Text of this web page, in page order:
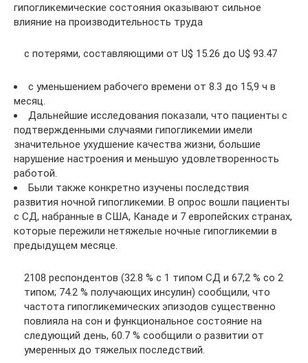
гипогликемические состояния оказывают сильное
влияние на производительность труда
с потерями, составляющими от U$ 15.26 до U$ 93.47
с уменьшением рабочего времени от 8.3 до 15,9 ч в
месяц.
Дальнейшие исследования показали, что пациенты с
подтвержденными случаями гипогликемии имели
значительное ухудшение качества жизни, большие
нарушение настроения и меньшую удовлетворенность
работой.
Были также конкретно изучены последствия
развития ночной гипогликемии. В опрос вошли пациенты
с СД, набранные в США, Канаде и 7 европейских странах,
которые пережили нетяжелые ночные гипогликемии в
предыдущем месяце.
2108 респондентов (32.8 % с 1 типом СД и 67,2 % со 2
типом; 74.2 % получающих инсулин) сообщили, что
частота гипогликемических эпизодов существенно
повлияла на сон и функциональное состояние на
следующий день, 60.7 % сообщили о развитии от
умеренных до тяжелых последствий.